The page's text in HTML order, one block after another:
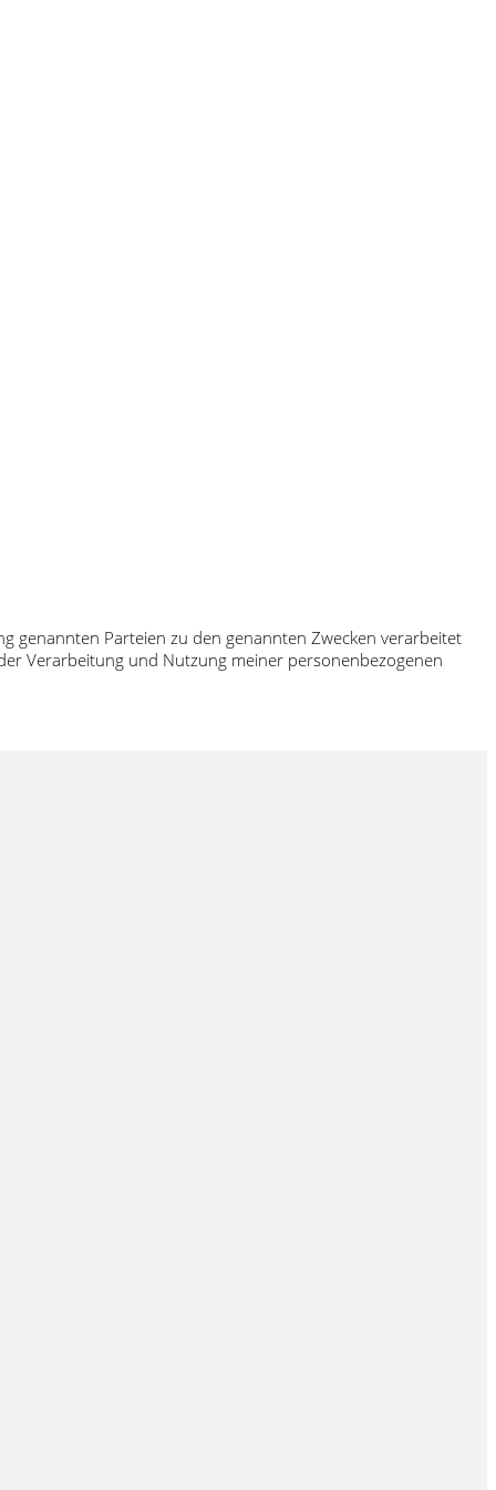
genannten Parteien zu den genannten Zwecken verarbeitet
Verarbeitung und Nutzung meiner personenbezogenen